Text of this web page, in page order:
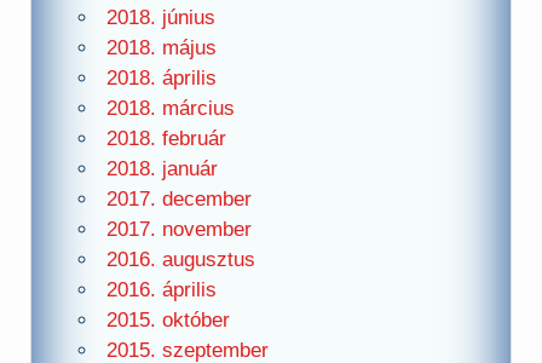
2018. június
2018. május
2018. április
2018. március
2018. február
2018. január
2017. december
2017. november
2016. augusztus
2016. április
2015. október
2015. szeptember